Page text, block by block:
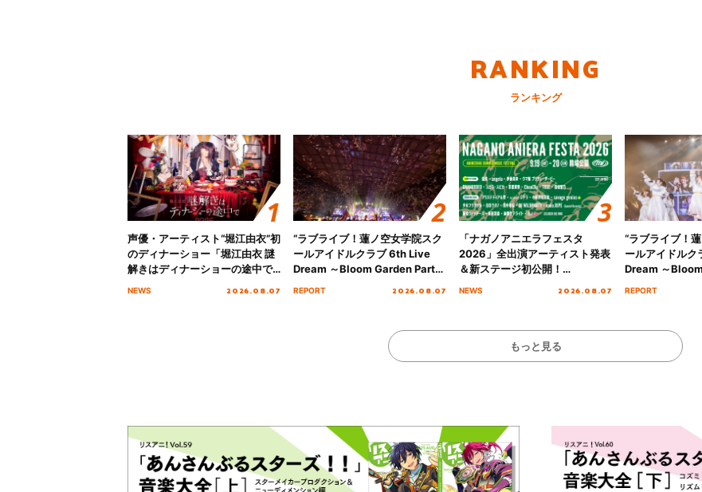
RANKING
ランキング
声優・アーティスト“堀江由衣”初
のディナーショー「堀江由衣 謎
解きはディナーショーの途中で
NEWS 2026.08.07
“ラブライブ！蓮ノ空女学院スク
ールアイドルクラブ 6th Live
Dream ～Bloom Garden Party
REPORT 2026.08.07
「ナガノアニエラフェスタ
2026」全出演アーティスト発表
＆新ステージ初公開！
NEWS 2026.08.07
“ラブライブ！
ールアイドル
Dream ～
REPORT
もっと見る